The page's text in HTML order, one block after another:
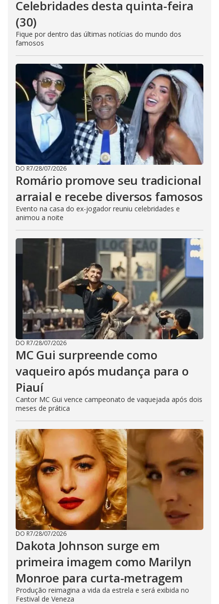
Celebridades desta quinta-feira
(30)
Fique por dentro das últimas notícias do mundo dos
famosos
DO R7/28/07/2026
Romário promove seu tradicional
arraial e recebe diversos famosos
Evento na casa do ex-jogador reuniu celebridades e
animou a noite
DO R7/28/07/2026
MC Gui surpreende como
vaqueiro após mudança para o
Piauí
Cantor MC Gui vence campeonato de vaquejada após dois
meses de prática
DO R7/28/07/2026
Dakota Johnson surge em
primeira imagem como Marilyn
Monroe para curta-metragem
Produção reimagina a vida da estrela e será exibida no
Festival de Veneza